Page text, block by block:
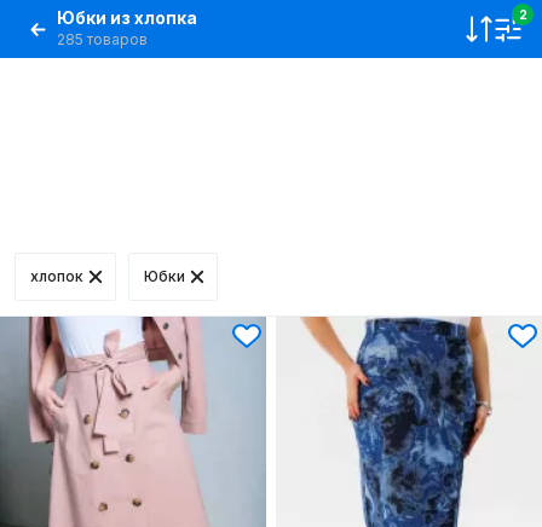
Юбки из хлопка
285 товаров
2
хлопок Юбки